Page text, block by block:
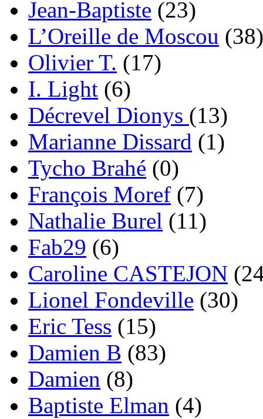
Jean-Baptiste (23)
L’Oreille de Moscou (38)
Olivier T. (17)
I. Light (6)
Décrevel Dionys (13)
Marianne Dissard (1)
Tycho Brahé (0)
François Moref (7)
Nathalie Burel (11)
Fab29 (6)
Caroline CASTEJON
Lionel Fondeville (30)
Eric Tess (15)
Damien B (83)
Damien (8)
Baptiste Elman (4)